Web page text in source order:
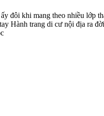
khi mang theo nhiều lớp
Hành trang di cư nội địa ra